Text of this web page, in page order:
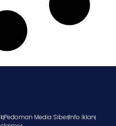
Pedoman Media SiberInfo Iklan